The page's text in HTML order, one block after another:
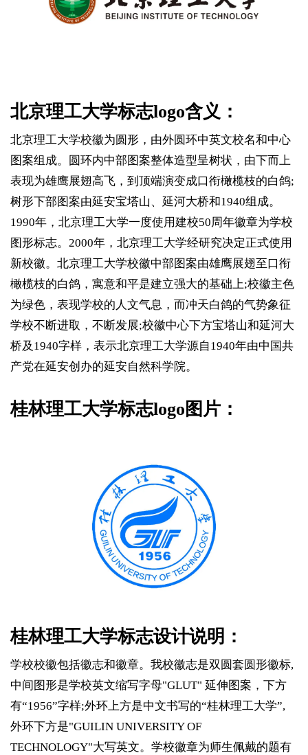
北京理工大学标志logo含义：
北京理工大学校徽为圆形，由外圆环中英文校名和中心
图案组成。圆环内中部图案整体造型呈树状，由下而上
表现为雄鹰展翅高飞，到顶端演变成口衔橄榄枝的白鸽;
树形下部图案由延安宝塔山、延河大桥和1940组成。
1990年，北京理工大学一度使用建校50周年徽章为学校
图形标志。2000年，北京理工大学经研究决定正式使用
新校徽。北京理工大学校徽中部图案由雄鹰展翅至口衔
橄榄枝的白鸽，寓意和平是建立强大的基础上;校徽主色
为绿色，表现学校的人文气息，而冲天白鸽的气势象征
学校不断进取，不断发展;校徽中心下方宝塔山和延河大
桥及1940字样，表示北京理工大学源自1940年由中国共
产党在延安创办的延安自然科学院。
桂林理工大学标志logo图片：
桂林理工大学标志设计说明：
学校校徽包括徽志和徽章。我校徽志是双圆套圆形徽标,
中间图形是学校英文缩写字母"GLUT" 延伸图案，下方
有“1956”字样;外环上方是中文书写的“桂林理工大学”,
外环下方是"GUILIN UNIVERSITY OF
TECHNOLOGY"大写英文。学校徽章为师生佩戴的题有